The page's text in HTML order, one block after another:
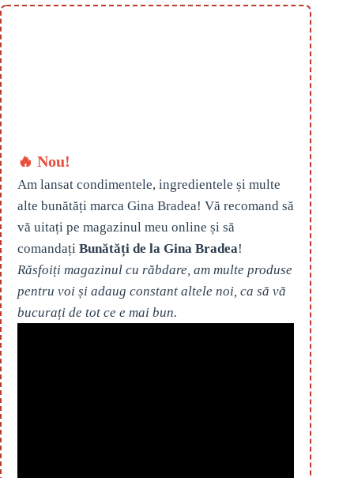
🔥 Nou!
Am lansat condimentele, ingredientele și multe
alte bunătăți marca Gina Bradea! Vă recomand să
vă uitați pe magazinul meu online și să
comandați Bunătăți de la Gina Bradea!
Răsfoiți magazinul cu răbdare, am multe produse
pentru voi și adaug constant altele noi, ca să vă
bucurați de tot ce e mai bun.